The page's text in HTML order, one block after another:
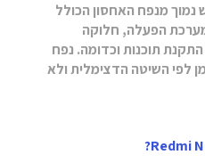
נמוך מנפח האחסון הכולל
הפעלה, חלוקה
תוכנות וכדומה. נפח
לפי השיטה הדצימלית ולא